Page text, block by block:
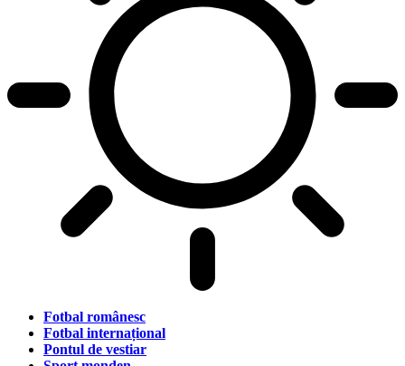
Fotbal românesc
Fotbal internațional
Pontul de vestiar